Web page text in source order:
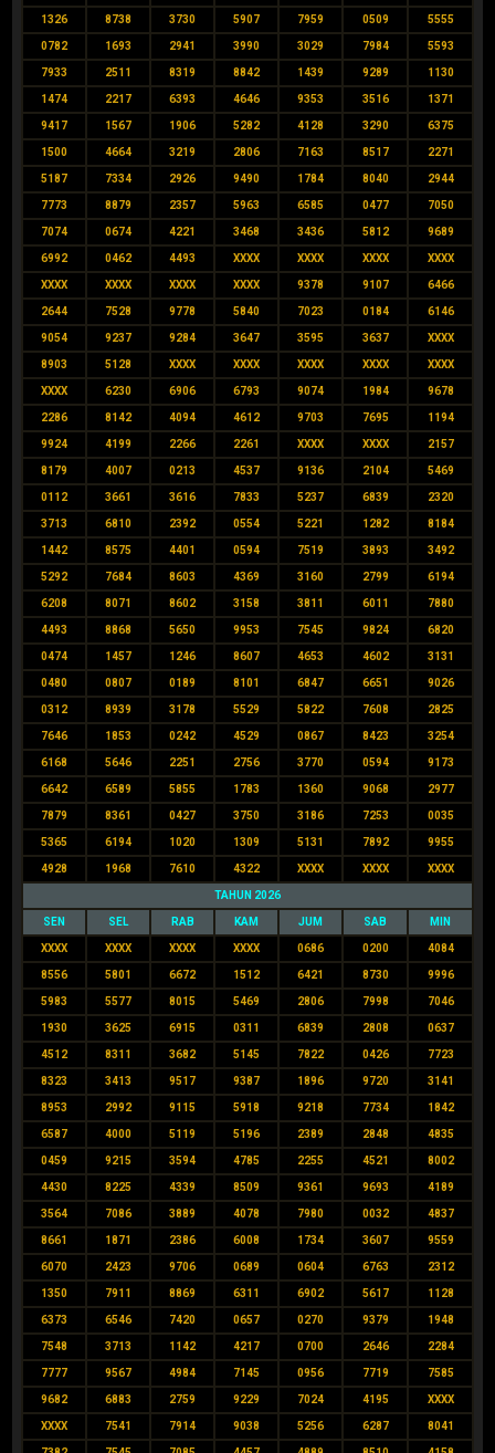
1326 8738 3730 5907 7959 0509 5555
0782 1693 2941 3990 3029 7984 5593
7933 2511 8319 8842 1439 9289 1130
1474 2217 6393 4646 9353 3516 1371
9417 1567 1906 5282 4128 3290 6375
1500 4664 3219 2806 7163 8517 2271
5187 7334 2926 9490 1784 8040 2944
7773 8879 2357 5963 6585 0477 7050
7074 0674 4221 3468 3436 5812 9689
6992 0462 4493 XXXX XXXX XXXX XXXX
XXXX XXXX XXXX XXXX 9378 9107 6466
2644 7528 9778 5840 7023 0184 6146
9054 9237 9284 3647 3595 3637 XXXX
8903 5128 XXXX XXXX XXXX XXXX XXXX
XXXX 6230 6906 6793 9074 1984 9678
2286 8142 4094 4612 9703 7695 1194
9924 4199 2266 2261 XXXX XXXX 2157
8179 4007 0213 4537 9136 2104 5469
0112 3661 3616 7833 5237 6839 2320
3713 6810 2392 0554 5221 1282 8184
1442 8575 4401 0594 7519 3893 3492
5292 7684 8603 4369 3160 2799 6194
6208 8071 8602 3158 3811 6011 7880
4493 8868 5650 9953 7545 9824 6820
0474 1457 1246 8607 4653 4602 3131
0480 0807 0189 8101 6847 6651 9026
0312 8939 3178 5529 5822 7608 2825
7646 1853 0242 4529 0867 8423 3254
6168 5646 2251 2756 3770 0594 9173
6642 6589 5855 1783 1360 9068 2977
7879 8361 0427 3750 3186 7253 0035
5365 6194 1020 1309 5131 7892 9955
4928 1968 7610 4322 XXXX XXXX XXXX
TAHUN 2026
SEN SEL RAB KAM JUM SAB MIN
XXXX XXXX XXXX XXXX 0686 0200 4084
8556 5801 6672 1512 6421 8730 9996
5983 5577 8015 5469 2806 7998 7046
1930 3625 6915 0311 6839 2808 0637
4512 8311 3682 5145 7822 0426 7723
8323 3413 9517 9387 1896 9720 3141
8953 2992 9115 5918 9218 7734 1842
6587 4000 5119 5196 2389 2848 4835
0459 9215 3594 4785 2255 4521 8002
4430 8225 4339 8509 9361 9693 4189
3564 7086 3889 4078 7980 0032 4837
8661 1871 2386 6008 1734 3607 9559
6070 2423 9706 0689 0604 6763 2312
1350 7911 8869 6311 6902 5617 1128
6373 6546 7420 0657 0270 9379 1948
7548 3713 1142 4217 0700 2646 2284
7777 9567 4984 7145 0956 7719 7585
9682 6883 2759 9229 7024 4195 XXXX
XXXX 7541 7914 9038 5256 6287 8041